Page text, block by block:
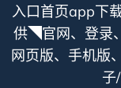
入口首页app下
供◥官网、登录
网页版、手机版
子